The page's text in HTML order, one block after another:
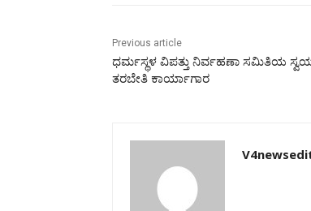
Previous article
ಧರ್ಮಸ್ಥಳ ವಿಪತ್ತು ನಿರ್ವಹಣಾ ಸಮಿತಿಯ
ತರಬೇತಿ ಕಾರ್ಯಾಗಾರ